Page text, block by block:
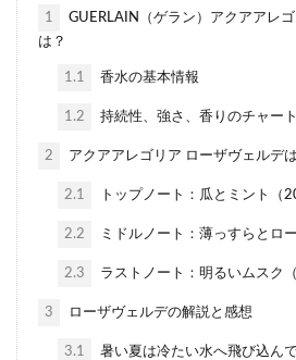
1
GUERLAIN（ゲラン）アクアアレ
は？
1.1 香水の基本情報
1.2 持続性、強さ、香りのチャート
2 アクアアレゴリア ローザヴェルデ
2.1 トップノート：瓜とミント（
2.2 ミドルノート：薄っすらとロ
2.3 ラストノート：明るいムスク
3 ローザヴェルデの解説と感想
3.1 暑い夏は冷たい水へ飛び込ん